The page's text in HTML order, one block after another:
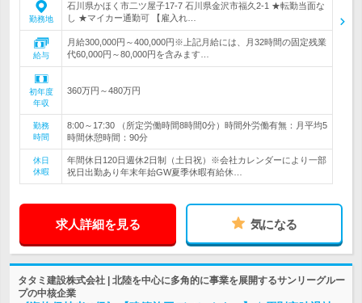
勤務地
石川県かほく市二ツ屋子17-7 石川県金沢市福久2-1 ★転勤当面な
し ★マイカー通勤可 【雇入れ…
給与
月給300,000円～400,000円※上記月給には、月32時間の固定残業
代60,000円～80,000円を含みます…
初年度
年収
360万円～480万円
勤務
時間
8:00～17:30 （所定労働時間8時間0分）時間外労働有無：月平均5
時間休憩時間：90分
休日
休暇
年間休日120日週休2日制（土日祝）※会社カレンダーにより一部
祝日出勤あり年末年始GW夏季休暇有給休…
求人詳細を見る 気になる
タタミ建設株式会社 | 北陸を中心に多角的に事業を展開するサンリーグルー
プの中核企業